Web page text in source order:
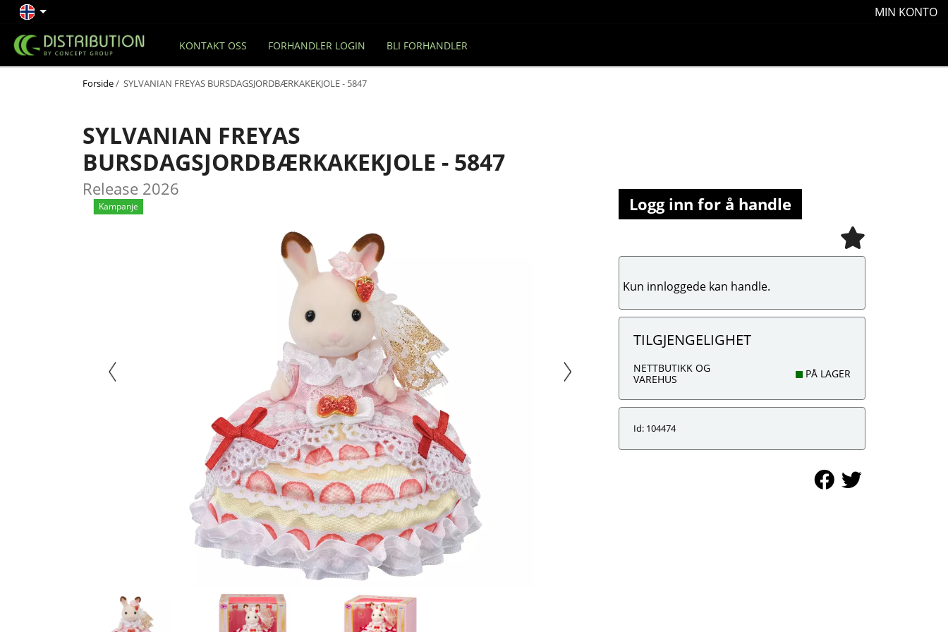
MIN KONTO
KONTAKT OSS FORHANDLER LOGIN BLI FORHANDLER
Forside/ SYLVANIAN FREYAS BURSDAGSJORDBÆRKAKEKJOLE - 5847
SYLVANIAN FREYAS
BURSDAGSJORDBÆRKAKEKJOLE - 5847
Release 2026
Kampanje Logg inn for å handle
Kun innloggede kan handle.
TILGJENGELIGHET
NETTBUTIKK OG
VAREHUS
PÅ LAGER
Id: 104474